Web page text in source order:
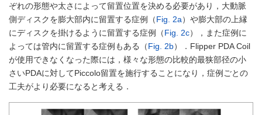
ぞれの形態や太さによって留置位置を決める必要があり，大動脈
側ディスクを膨大部内に留置する症例（Fig. 2a）や膨大部の上縁
にディスクを掛けるように留置する症例（Fig. 2c），また症例に
よっては管内に留置する症例もある（Fig. 2b）．Flipper PDA Coil
が使用できなくなった際には，様々な形態の比較的最狭部径の小
さいPDAに対してPiccolo留置を施行することになり，症例ごとの
工夫がより必要になると考える．